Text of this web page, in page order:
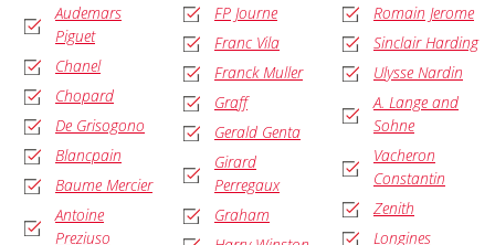
Audemars
Piguet
Chanel
Chopard
De Grisogono
Blancpain
Baume Mercier
Antoine
Preziuso
FP Journe
Franc Vila
Franck Muller
Graff
Gerald Genta
Girard
Perregaux
Graham
Romain Jerome
Sinclair Harding
Ulysse Nardin
A. Lange and
Sohne
Vacheron
Constantin
Zenith
Longines